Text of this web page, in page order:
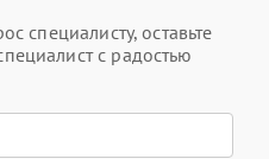
специалисту, оставьте
с радостью